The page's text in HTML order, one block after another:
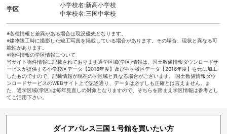
学区
小学校名:新高小学校
中学校名:三国中学校
※各種情報と差異がある場合は現況優先となります。
※建物竣工時に撮影した竣工写真を掲載している場合があります。その場合、現状と異なる可
能性があります。
※物件情報の学区情報について
当サイト物件情報に記載されております通学区域(学区)情報は、国土数値情報ダウンロードサ
ービスが提供する小学校区データ【2016年度】及び中学校区データ【2016年度】を元に加工
したものですので、記載情報が現在の学区域と異なる場合がございます。 国土数値情報ダウ
ンロードサービスのWEBサイト上で記述通り、データは必ずしも正確とは言えません。ま
た、通学区域(学区)は毎年見直しの対象となりますので、そちらを踏まえ学区情報は参考とし
てご活用下さい。
ダイアパレス三国１号館を買いたい方